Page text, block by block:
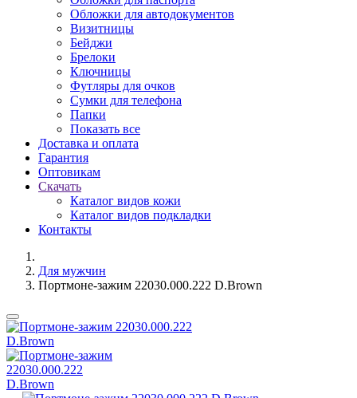
Обложки для автодокументов
Визитницы
Бейджи
Брелоки
Ключницы
Футляры для очков
Сумки для телефона
Папки
Показать все
Доставка и оплата
Гарантия
Оптовикам
Скачать
Каталог видов кожи
Каталог видов подкладки
Контакты
Для мужчин
Портмоне-зажим 22030.000.222 D.Brown